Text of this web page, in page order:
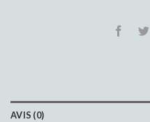
AVIS (0)